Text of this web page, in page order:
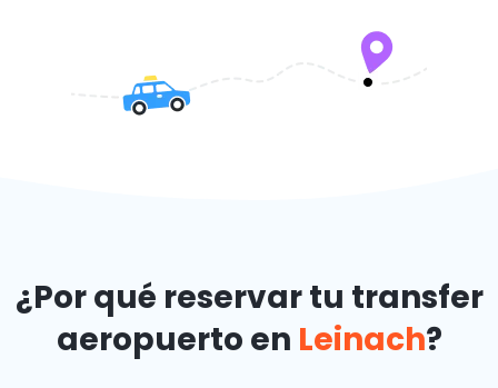
¿Por qué reservar tu transfer
aeropuerto en Leinach?